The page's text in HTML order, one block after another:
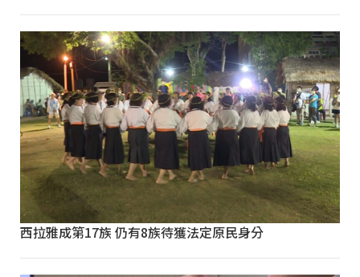
西拉雅成第17族 仍有8族待獲法定原民身分